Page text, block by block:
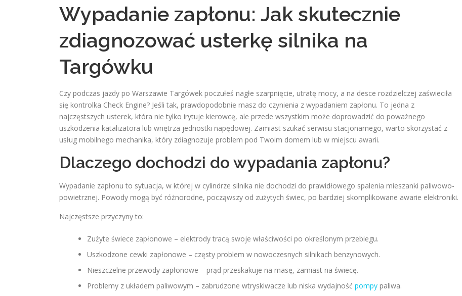
Wypadanie zapłonu: Jak skutecznie
zdiagnozować usterkę silnika na
Targówku
Czy podczas jazdy po Warszawie Targówek poczułeś nagłe szarpnięcie, utratę mocy, a na desce rozdzielczej zaświeciła
się kontrolka Check Engine? Jeśli tak, prawdopodobnie masz do czynienia z wypadaniem zapłonu. To jedna z
najczęstszych usterek, która nie tylko irytuje kierowcę, ale przede wszystkim może doprowadzić do poważnego
uszkodzenia katalizatora lub wnętrza jednostki napędowej. Zamiast szukać serwisu stacjonarnego, warto skorzystać z
usług mobilnego mechanika, który zdiagnozuje problem pod Twoim domem lub w miejscu awarii.
Dlaczego dochodzi do wypadania zapłonu?
Wypadanie zapłonu to sytuacja, w której w cylindrze silnika nie dochodzi do prawidłowego spalenia mieszanki paliwowo-
powietrznej. Powody mogą być różnorodne, począwszy od zużytych świec, po bardziej skomplikowane awarie elektroniki.
Najczęstsze przyczyny to:
Zużyte świece zapłonowe – elektrody tracą swoje właściwości po określonym przebiegu.
Uszkodzone cewki zapłonowe – częsty problem w nowoczesnych silnikach benzynowych.
Nieszczelne przewody zapłonowe – prąd przeskakuje na masę, zamiast na świecę.
Problemy z układem paliwowym – zabrudzone wtryskiwacze lub niska wydajność pompy paliwa.